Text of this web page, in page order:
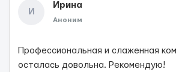
И
Ирина
Аноним
Профессиональная и слаженная
осталась довольна. Рекомендую!